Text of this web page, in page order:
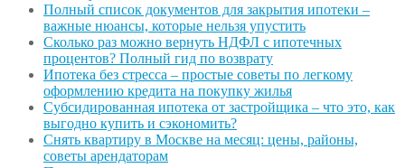
Полный список документов для закрытия ипотеки –
важные нюансы, которые нельзя упустить
Сколько раз можно вернуть НДФЛ с ипотечных
процентов? Полный гид по возврату
Ипотека без стресса – простые советы по легкому
оформлению кредита на покупку жилья
Субсидированная ипотека от застройщика – что это, как
выгодно купить и сэкономить?
Снять квартиру в Москве на месяц: цены, районы,
советы арендаторам